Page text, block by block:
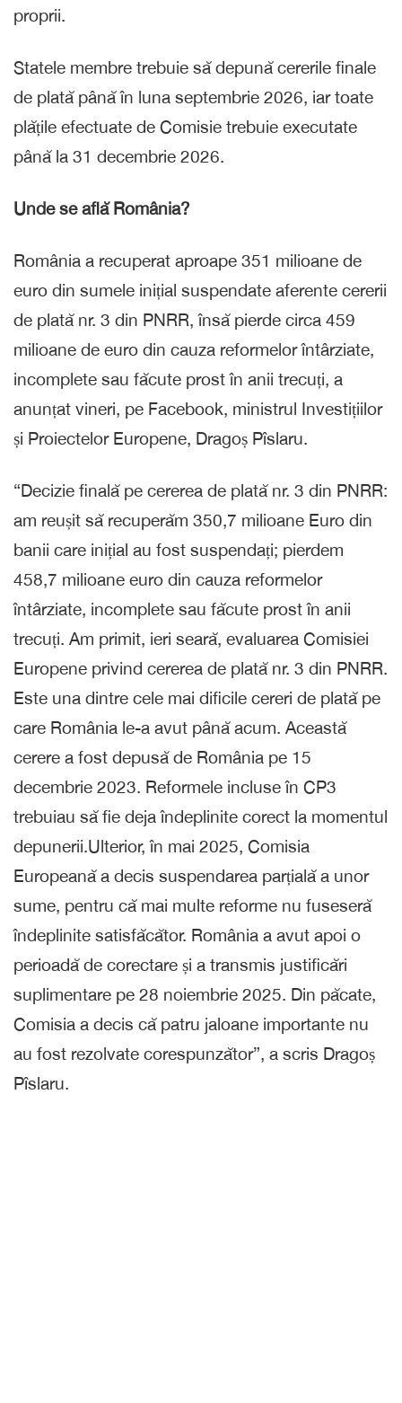
proprii.
Statele membre trebuie să depună cererile finale
de plată până în luna septembrie 2026, iar toate
plățile efectuate de Comisie trebuie executate
până la 31 decembrie 2026.
Unde se află România?
România a recuperat aproape 351 milioane de
euro din sumele inițial suspendate aferente cererii
de plată nr. 3 din PNRR, însă pierde circa 459
milioane de euro din cauza reformelor întârziate,
incomplete sau făcute prost în anii trecuți, a
anunțat vineri, pe Facebook, ministrul Investițiilor
și Proiectelor Europene, Dragoș Pîslaru.
“Decizie finală pe cererea de plată nr. 3 din PNRR:
am reușit să recuperăm 350,7 milioane Euro din
banii care inițial au fost suspendați; pierdem
458,7 milioane euro din cauza reformelor
întârziate, incomplete sau făcute prost în anii
trecuți. Am primit, ieri seară, evaluarea Comisiei
Europene privind cererea de plată nr. 3 din PNRR.
Este una dintre cele mai dificile cereri de plată pe
care România le-a avut până acum. Această
cerere a fost depusă de România pe 15
decembrie 2023. Reformele incluse în CP3
trebuiau să fie deja îndeplinite corect la momentul
depunerii.Ulterior, în mai 2025, Comisia
Europeană a decis suspendarea parțială a unor
sume, pentru că mai multe reforme nu fuseseră
îndeplinite satisfăcător. România a avut apoi o
perioadă de corectare și a transmis justificări
suplimentare pe 28 noiembrie 2025. Din păcate,
Comisia a decis că patru jaloane importante nu
au fost rezolvate corespunzător”, a scris Dragoș
Pîslaru.